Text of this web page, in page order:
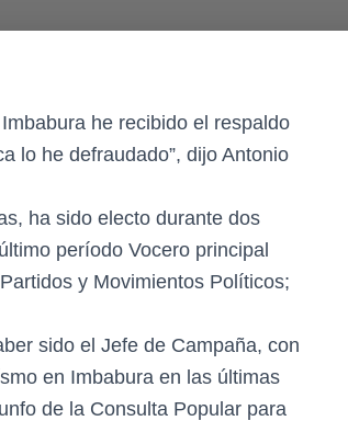
he recibido el respaldo
lo he defraudado”, dijo Antonio
ha sido electo durante dos
período Vocero principal
y Movimientos Políticos;
sido el Jefe de Campaña, con
en Imbabura en las últimas
de la Consulta Popular para